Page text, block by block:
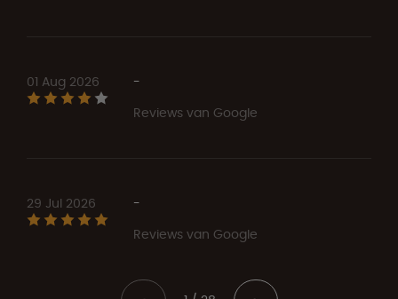
01 Aug 2026
-
Reviews van Google
29 Jul 2026
-
Reviews van Google